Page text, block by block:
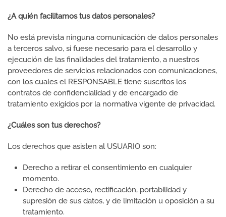
¿A quién facilitamos tus datos personales?
No está prevista ninguna comunicación de datos personales
a terceros salvo, si fuese necesario para el desarrollo y
ejecución de las finalidades del tratamiento, a nuestros
proveedores de servicios relacionados con comunicaciones,
con los cuales el RESPONSABLE tiene suscritos los
contratos de confidencialidad y de encargado de
tratamiento exigidos por la normativa vigente de privacidad.
¿Cuáles son tus derechos?
Los derechos que asisten al USUARIO son:
Derecho a retirar el consentimiento en cualquier
momento.
Derecho de acceso, rectificación, portabilidad y
supresión de sus datos, y de limitación u oposición a su
tratamiento.